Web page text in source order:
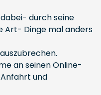
durch seine
Art- Dinge mal anders
an seinen Online-
und